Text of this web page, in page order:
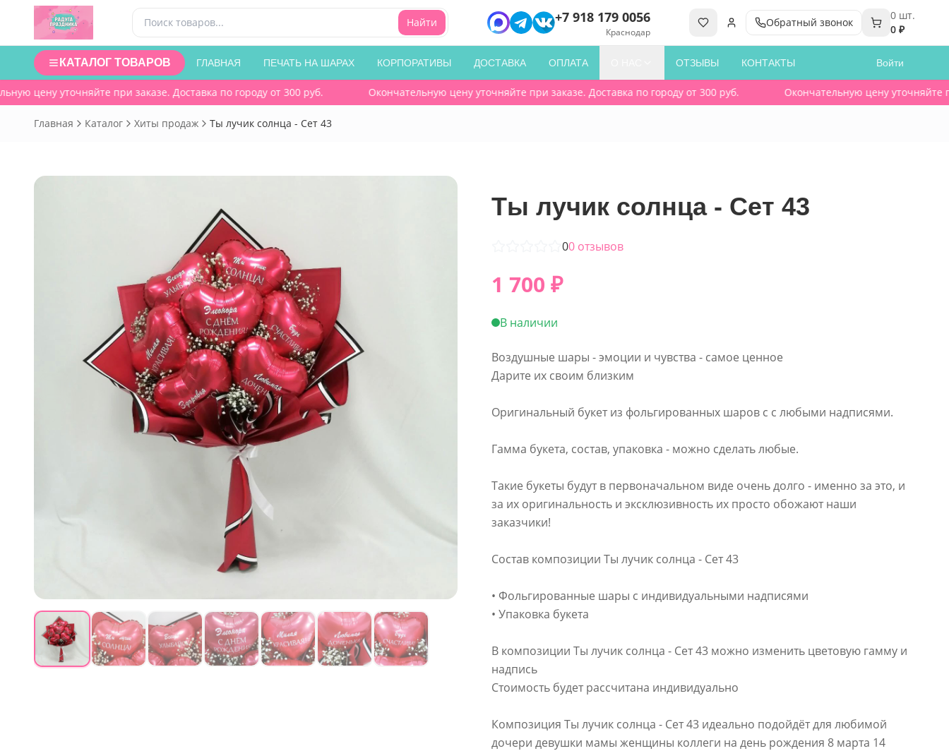
Найти +7 918 179 0056
Краснодар
Обратный звонок
0 шт.
0 ₽
КАТАЛОГ ТОВАРОВ ГЛАВНАЯ ПЕЧАТЬ НА ШАРАХ КОРПОРАТИВЫ ДОСТАВКА ОПЛАТА ОТЗЫВЫ КОНТАКТЫ Войти
цену уточняйте при заказе. Доставка по городу от 300 руб. Окончательную цену уточняйте при заказе. Доставка по городу от 300 руб. Окончательную цену уточняйте
Главная Каталог Хиты продаж Ты лучик солнца - Сет 43
Ты лучик солнца - Сет 43
00 отзывов
1 700 ₽
В наличии
Воздушные шары - эмоции и чувства - самое ценное
Дарите их своим близким
Оригинальный букет из фольгированных шаров с с любыми надписями.
Гамма букета, состав, упаковка - можно сделать любые.
Такие букеты будут в первоначальном виде очень долго - именно за это, и
за их оригинальность и эксклюзивность их просто обожают наши
заказчики!
Состав композиции Ты лучик солнца - Сет 43
• Фольгированные шары с индивидуальными надписями
• Упаковка букета
В композиции Ты лучик солнца - Сет 43 можно изменить цветовую гамму и
надпись
Стоимость будет рассчитана индивидуально
Композиция Ты лучик солнца - Сет 43 идеально подойдёт для любимой
дочери девушки мамы женщины коллеги на день рождения 8 марта 14